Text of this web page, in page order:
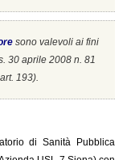
sono valevoli ai fini
30 aprile 2008 n. 81
193).
di Sanità Pubblica